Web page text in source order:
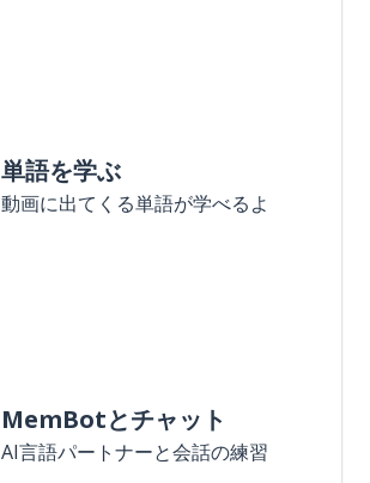
単語を学ぶ
動画に出てくる単語が学べるよ
MemBotとチャット
AI言語パートナーと会話の練習